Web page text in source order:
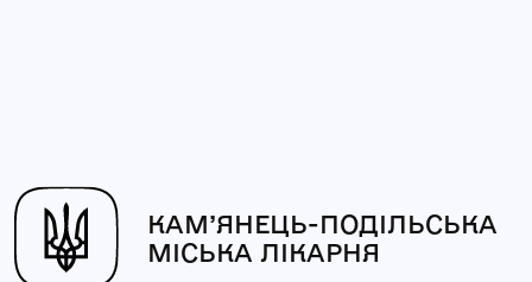
КАМ’ЯНЕЦЬ-ПОДІЛЬСЬКА
МІСЬКА ЛІКАРНЯ